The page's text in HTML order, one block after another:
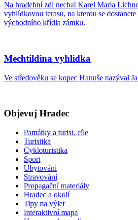
Na hradební zdi nechal Karel Maria
vyhlídkovou terasu, na kterou se
východního křídla zámku.
Mechtildina vyhlídka
Ve středověku se kopec Hanuše nazýval
Objevuj Hradec
Památky a turist. cíle
Turistika
Cykloturistika
Sport
Ubytování
Stravování
Propagační materiály
Hradec a okolí
Tipy na výlet
Interaktivní mapa